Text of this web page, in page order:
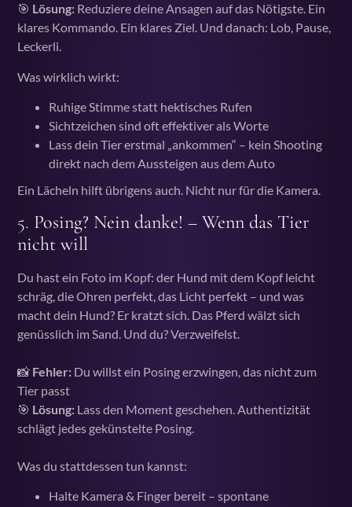
🎯 Lösung: Reduziere deine Ansagen auf das Nötigste. Ein
klares Kommando. Ein klares Ziel. Und danach: Lob, Pause,
Leckerli.
Was wirklich wirkt:
Ruhige Stimme statt hektisches Rufen
Sichtzeichen sind oft effektiver als Worte
Lass dein Tier erstmal „ankommen“ – kein Shooting
direkt nach dem Aussteigen aus dem Auto
Ein Lächeln hilft übrigens auch. Nicht nur für die Kamera.
5. Posing? Nein danke! – Wenn das Tier
nicht will
Du hast ein Foto im Kopf: der Hund mit dem Kopf leicht
schräg, die Ohren perfekt, das Licht perfekt – und was
macht dein Hund? Er kratzt sich. Das Pferd wälzt sich
genüsslich im Sand. Und du? Verzweifelst.
📸 Fehler: Du willst ein Posing erzwingen, das nicht zum
Tier passt
🎯 Lösung: Lass den Moment geschehen. Authentizität
schlägt jedes gekünstelte Posing.
Was du stattdessen tun kannst:
Halte Kamera & Finger bereit – spontane